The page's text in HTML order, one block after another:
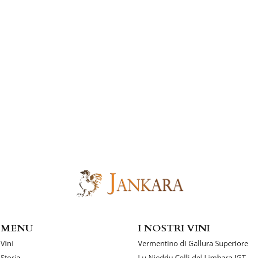
MENU
Vini
I NOSTRI VINI
Vermentino di Gallura Superiore